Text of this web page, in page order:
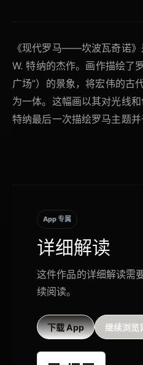
《现代罗马——坎波瓦奇诺
W. 特纳的杰作。画作描绘了
广场”）的景象，将宏伟的古
为一体。这幅画以其对光线
特纳最后一次描绘罗马主题并
App 专属
详细解读
这件作品的详细解读需
续阅读。
下载 App 继续浏览